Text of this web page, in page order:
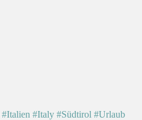
#Italien #Italy #Südtirol #Urlaub